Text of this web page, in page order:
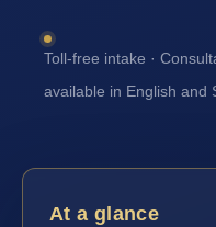
Toll-free intake ·
available in English and
At a glance